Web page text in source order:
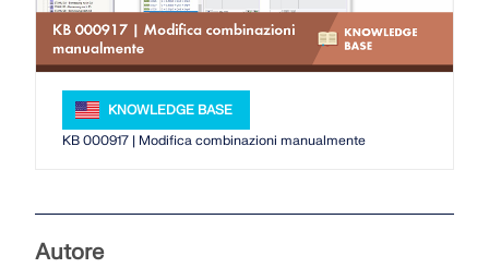
API Documentation
Indice
Introduzione
Applicazioni
Esempi
KNOWLEDGE BASE
KB 000917 | Modifica combinazioni manualmente
Autore